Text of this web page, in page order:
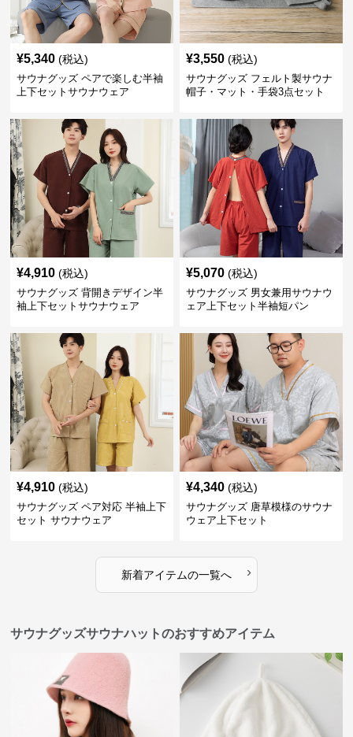
¥5,340 (税込)
サウナグッズ ペアで楽しむ半袖
上下セットサウナウェア
¥3,550 (税込)
サウナグッズ フェルト製サウナ
帽子・マット・手袋3点セット
¥4,910 (税込)
サウナグッズ 背開きデザイン半
袖上下セットサウナウェア
¥5,070 (税込)
サウナグッズ 男女兼用サウナウ
ェア上下セット半袖短パン
¥4,910 (税込)
サウナグッズ ペア対応 半袖上下
セット サウナウェア
¥4,340 (税込)
サウナグッズ 唐草模様のサウナ
ウェア上下セット
新着アイテムの一覧へ ›
サウナグッズサウナハットのおすすめアイテム